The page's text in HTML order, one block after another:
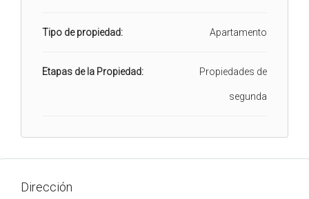
Tipo de propiedad: Apartamento
Etapas de la Propiedad: Propiedades de
segunda
Dirección